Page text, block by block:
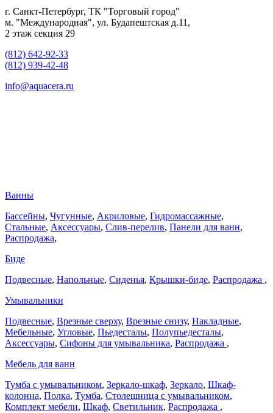
г. Санкт-Петербург, ТК "Торговый город"
м. "Международная", ул. Будапештская д.11,
2 этаж секция 29
(812) 642-92-33
(812) 939-42-48
info@aquacera.ru
Ванны
Бассейны, Чугунные, Акриловые, Гидромассажные,
Стальные, Аксессуары, Слив-перелив, Панели для ванн,
Распродажа,
Биде
Подвесные, Напольные, Сиденья, Крышки-биде, Распродажа ,
Умывальники
Подвесные, Врезные сверху, Врезные снизу, Накладные,
Мебельные, Угловые, Пьедесталы, Полупьедесталы,
Аксессуары, Сифоны для умывальника, Распродажа ,
Мебель для ванн
Тумба с умывальником, Зеркало-шкаф, Зеркало, Шкаф-
колонна, Полка, Тумба, Столешница с умывальником,
Комплект мебели, Шкаф, Светильник, Распродажа ,